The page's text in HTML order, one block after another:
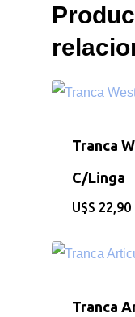
Tranca
C/Linga
$ 22,90
Tranca